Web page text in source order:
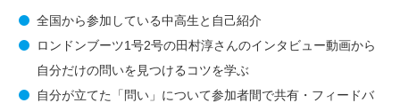
全国から参加している中高生と自己紹介
ロンドンブーツ1号2号の田村淳さんのインタビュー動画から
自分だけの問いを見つけるコツを学ぶ
自分が立てた「問い」について参加者間で共有・フィードバ